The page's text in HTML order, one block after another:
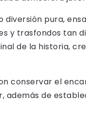
diversión pura,
y trasfondos tan
de la historia,
conservar el
de